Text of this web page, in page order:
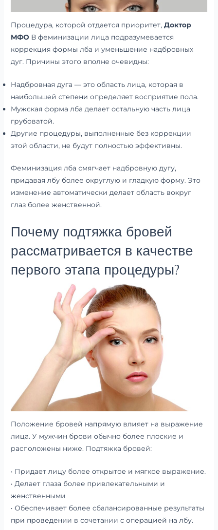
Процедура, которой отдается приоритет, Доктор
МФОВ феминизации лица подразумевается
коррекция формы лба и уменьшение надбровных
дуг. Причины этого вполне очевидны:
Надбровная дуга — это область лица, которая в
наибольшей степени определяет восприятие пола.
Мужская форма лба делает остальную часть лица
грубоватой.
Другие процедуры, выполненные без коррекции
этой области, не будут полностью эффективны.
Феминизация лба смягчает надбровную дугу,
придавая лбу более округлую и гладкую форму. Это
изменение автоматически делает область вокруг
глаз более женственной.
Почему подтяжка бровей
рассматривается в качестве
первого этапа процедуры?
Положение бровей напрямую влияет на выражение
лица. У мужчин брови обычно более плоские и
расположены ниже. Подтяжка бровей:
• Придает лицу более открытое и мягкое выражение.
• Делает глаза более привлекательными и
женственными
• Обеспечивает более сбалансированные результаты
при проведении в сочетании с операцией на лбу.